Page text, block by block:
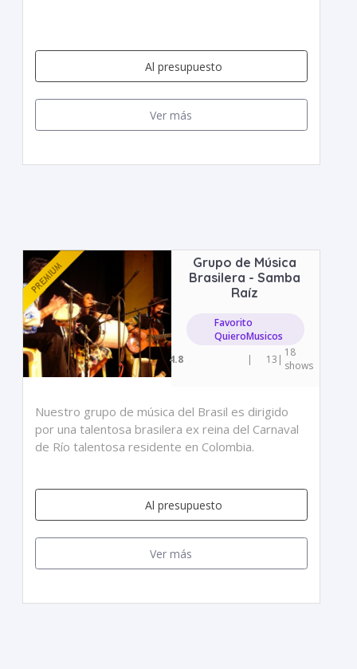
Al presupuesto
Ver más
Grupo de Música
Brasilera - Samba
Raíz
Favorito
QuieroMusicos
4.8
| 13 | 18
shows
Nuestro grupo de música del Brasil es dirigido
por una talentosa brasilera ex reina del Carnaval
de Río talentosa residente en Colombia.
Al presupuesto
Ver más